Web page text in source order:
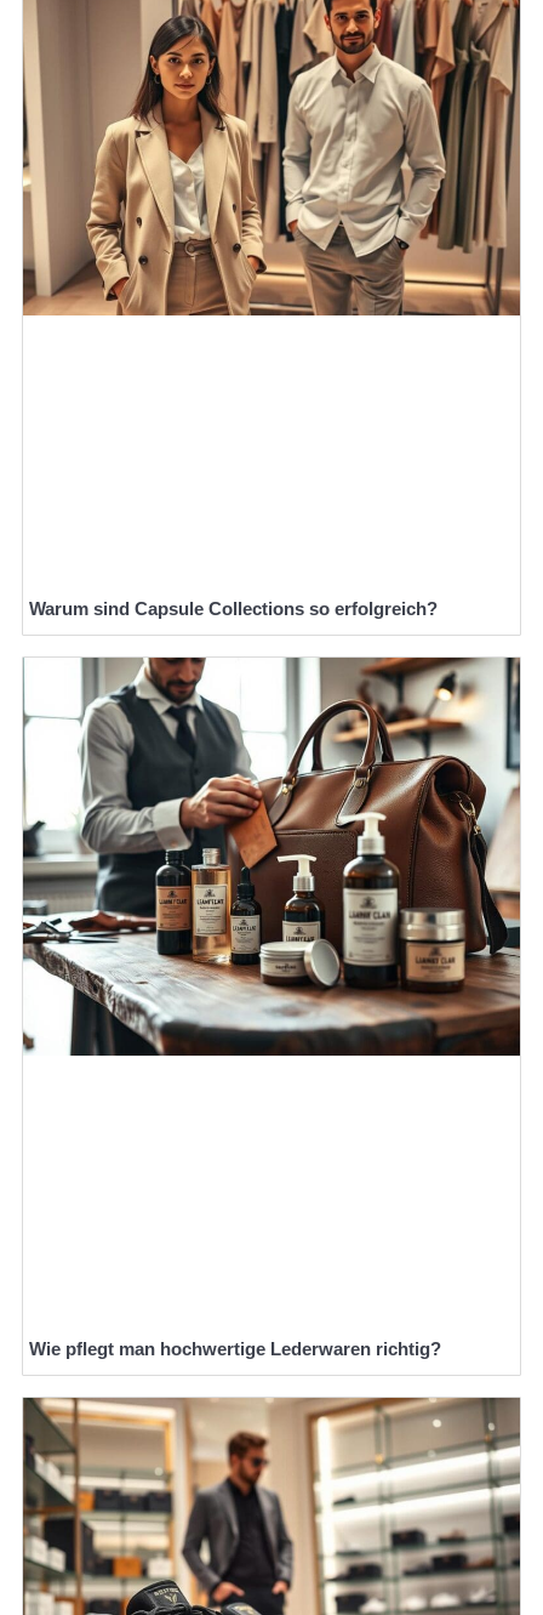
Warum sind Capsule Collections so erfolgreich?
Wie pflegt man hochwertige Lederwaren richtig?